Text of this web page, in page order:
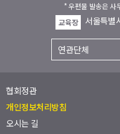
* 우편물 발송은 사
교육장
서울특별
협회정관
개인정보처리방침
오시는 길